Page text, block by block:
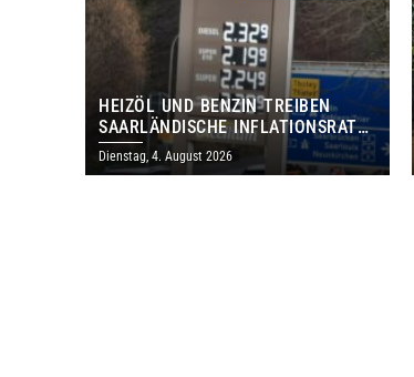
HEIZÖL UND BENZIN TREIBEN
SAARLÄNDISCHE INFLATIONSRATE
IM JULI AUF 3,2 PROZENT
Dienstag, 4. August 2026